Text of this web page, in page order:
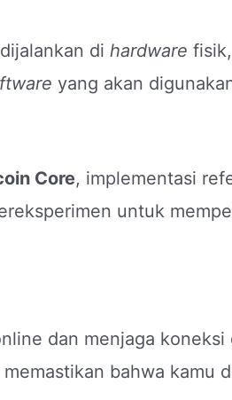
di hardware
yang akan
Core, implementasi
untuk
dan menjaga
bahwa kamu